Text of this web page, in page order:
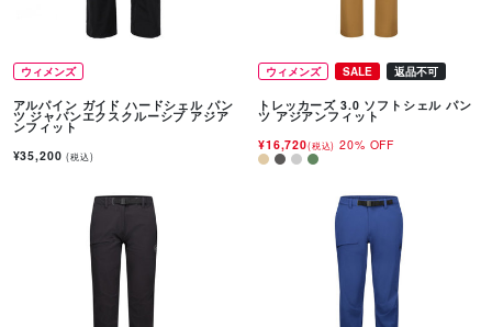
ウィメンズ
アルパイン ガイド ハードシェル パン
ツ ジャパンエクスクルーシブ アジア
ンフィット
¥35,200(税込)
ウィメンズ SALE 返品不可
トレッカーズ 3.0 ソフトシェル パン
ツ アジアンフィット
¥16,720(税込) 20% OFF